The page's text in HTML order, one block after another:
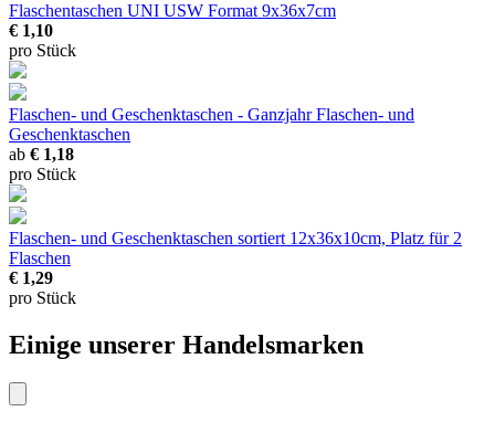
Flaschentaschen UNI USW Format 9x36x7cm
€ 1,10
pro Stück
Flaschen- und Geschenktaschen - GanzjahrFlaschen- und
Geschenktaschen
ab € 1,18
pro Stück
Flaschen- und Geschenktaschen sortiert 12x36x10cm, Platz für 2
Flaschen
€ 1,29
pro Stück
Einige unserer Handelsmarken